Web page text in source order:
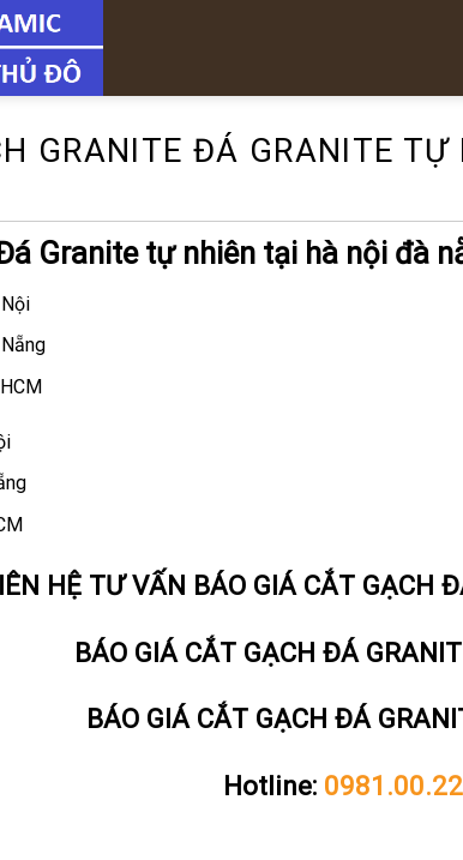
GRANITE ĐÁ GRANITE
Granite tự nhiên tại hà nội đà
HỆ TƯ VẤN BÁO GIÁ CẮT GẠCH
BÁO GIÁ CẮT GẠCH ĐÁ
BÁO GIÁ CẮT GẠCH ĐÁ
Hotline: